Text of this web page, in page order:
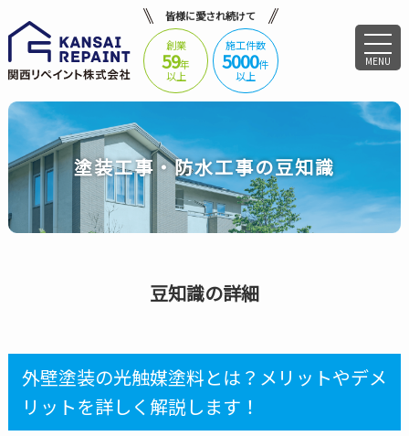
皆様に愛され続けて
創業
59年
以上
施工件数
5000件
以上
MENU
塗装工事・防水工事の豆知識
豆知識の詳細
外壁塗装の光触媒塗料とは？メリットやデメ
リットを詳しく解説します！